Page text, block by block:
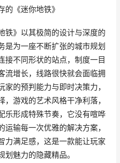
的《迷你地铁》
铁》以其极简的设计与深度的
是为一座不断扩张的城市规划
接不同形状的站点，制度一目
流增长，线路很快就会面临拥
的预判能力与即时决策力，
游戏的艺术风格干净利落，
乐形成特殊节奏，它没有喧哗
输每一次优雅的解决方案，
力满足感，这是一款能让玩家
魅力的隐藏精品。